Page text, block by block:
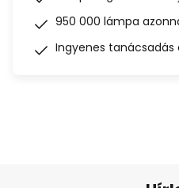
950 000 lámpa
Ingyenes tanácsadás